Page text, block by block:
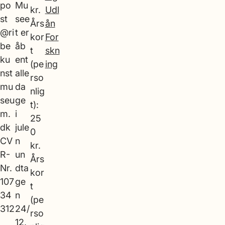
po
st
@ri
be
ku
nst
mu
seu
m.
dk
CV
R-
Nr.
107
34
312
Mu
see
t er
åb
ent
alle
da
ge
i
jule
n
un
dta
ge
n
24/
12,
kr.
Års
kor
t
(pe
rso
nlig
t):
25
0
kr.
Års
kor
t
(pe
rso
Udl
ån
For
skn
ing